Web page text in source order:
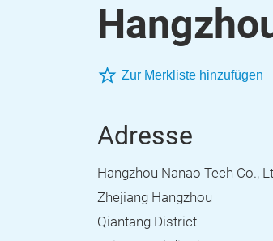
Zur Merkliste hinzufügen
Adresse
Hangzhou Nanao Tech Co.,
Zhejiang Hangzhou
Qiantang District